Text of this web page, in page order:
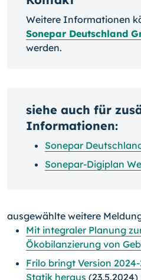
Weitere Informationen
Sonepar Deutschland
werden.
siehe auch für
Informationen:
Sonepar
Sonepar-Digiplan
ausgewählte weitere
Mit integraler Planung
Ökobilanzierung von
Frilo bringt Version
Statik heraus (23.5.2024)